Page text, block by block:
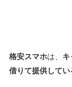
格安スマホは、
借りて提供して